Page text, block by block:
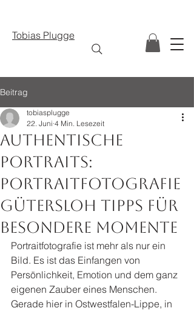
Tobias Plugge
Beitrag
Authentische
Portraits:
Portraitfotografie
Gütersloh Tipps für
besondere Momente
tobiasplugge
22. Juni 4 Min. Lesezeit
Portraitfotografie ist mehr als nur ein
Bild. Es ist das Einfangen von
Persönlichkeit, Emotion und dem ganz
eigenen Zauber eines Menschen.
Gerade hier in Ostwestfalen-Lippe, in